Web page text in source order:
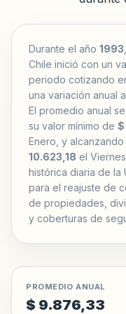
Durante el año 1993
Chile inició con un
periodo cotizando
una variación anual
El promedio anual
su valor mínimo de $
Enero, y
10.623,18 el
histórica diaria de la
para el reajuste de
de propiedades,
y coberturas de
PROMEDIO ANUAL
$ 9.876,33